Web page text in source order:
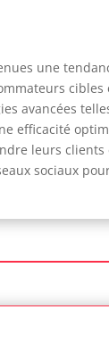
une
avancées
efficacité
leurs
sociaux